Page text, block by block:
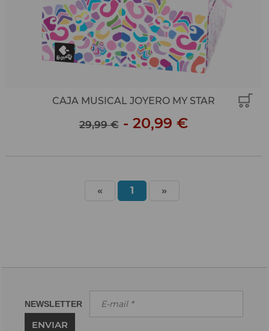
CAJA MUSICAL JOYERO MY STAR
29,99 €- 20,99 €
« 1 »
NEWSLETTER
ENVIAR